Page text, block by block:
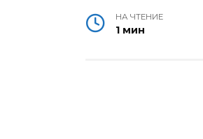
НА ЧТЕНИЕ
1 мин